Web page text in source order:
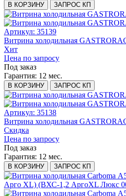
В КОРЗИНУ ЗАПРОС КП
Артикул: 35139
Витрина холодильная
Хит
Цена по запросу
Под заказ
Гарантия: 12 мес.
В КОРЗИНУ ЗАПРОС КП
Артикул: 35138
Витрина холодильная
Скидка
Цена по запросу
Под заказ
Гарантия: 12 мес.
В КОРЗИНУ ЗАПРОС КП